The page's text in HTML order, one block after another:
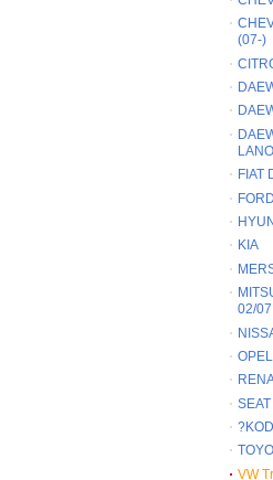
(07-)
FIAT
FORD
KIA
02/
OPEL
VW